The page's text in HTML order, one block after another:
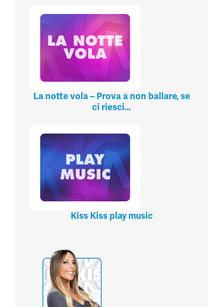
La notte vola – Prova a non ballare, se
ci riesci…
Kiss Kiss play music